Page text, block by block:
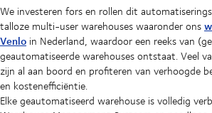
We investeren fors en rollen dit
talloze multi-user warehouses waaronder ons
Venlo in Nederland, waardoor een reeks van
geautomatiseerde warehouses ontstaat. Veel
zijn al aan boord en profiteren van verhoogde
en kostenefficiëntie.
Elke geautomatiseerd warehouse is volledig